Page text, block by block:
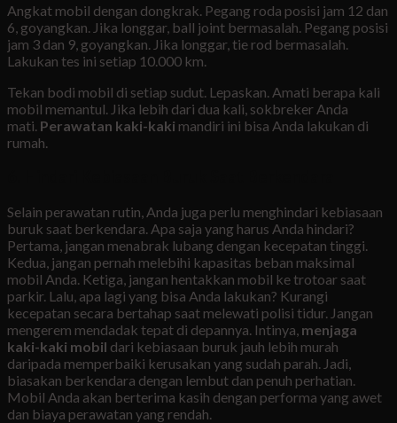
Angkat mobil dengan dongkrak. Pegang roda posisi jam 12 dan
6, goyangkan. Jika longgar, ball joint bermasalah. Pegang posisi
jam 3 dan 9, goyangkan. Jika longgar, tie rod bermasalah.
Lakukan tes ini setiap 10.000 km.
Tekan bodi mobil di setiap sudut. Lepaskan. Amati berapa kali
mobil memantul. Jika lebih dari dua kali, sokbreker Anda
mati. Perawatan kaki-kaki mandiri ini bisa Anda lakukan di
rumah.
Selain perawatan rutin, Anda juga perlu menghindari kebiasaan
buruk saat berkendara. Apa saja yang harus Anda hindari?
Pertama, jangan menabrak lubang dengan kecepatan tinggi.
Kedua, jangan pernah melebihi kapasitas beban maksimal
mobil Anda. Ketiga, jangan hentakkan mobil ke trotoar saat
parkir. Lalu, apa lagi yang bisa Anda lakukan? Kurangi
kecepatan secara bertahap saat melewati polisi tidur. Jangan
mengerem mendadak tepat di depannya. Intinya, menjaga
kaki-kaki mobil dari kebiasaan buruk jauh lebih murah
daripada memperbaiki kerusakan yang sudah parah. Jadi,
biasakan berkendara dengan lembut dan penuh perhatian.
Mobil Anda akan berterima kasih dengan performa yang awet
dan biaya perawatan yang rendah.